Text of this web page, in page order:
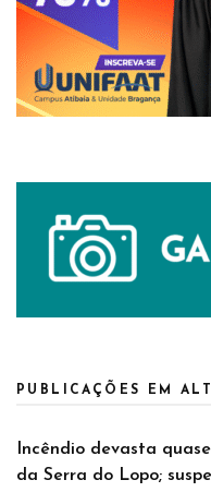
PUBLICAÇÕES EM
Incêndio devasta
da Serra do Lopo;